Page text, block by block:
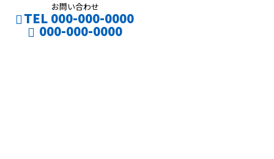
お問い合わせ
TEL 000-000-0000
000-000-0000